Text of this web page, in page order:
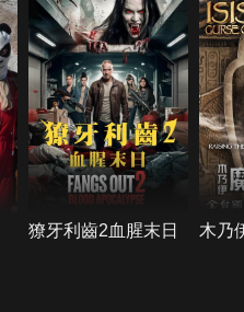
獠牙利齒2血腥末日 木乃